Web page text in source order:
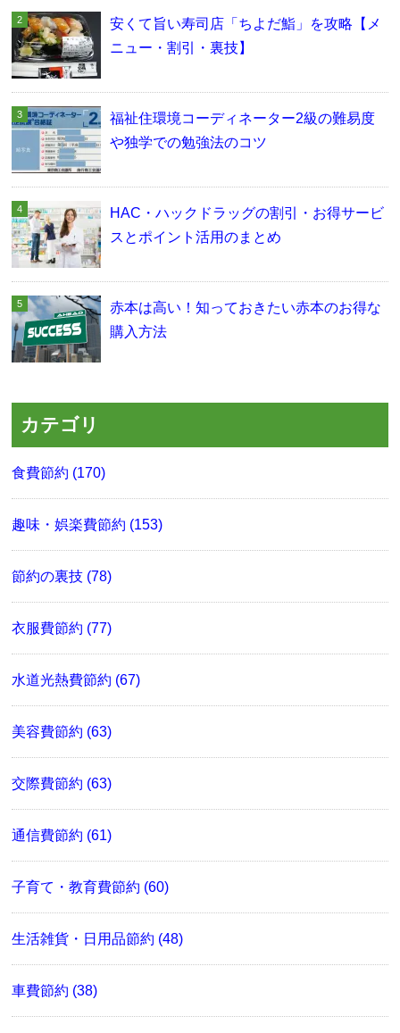
安くて旨い寿司店「ちよだ鮨」を攻略【メ
ニュー・割引・裏技】
福祉住環境コーディネーター2級の難易度
や独学での勉強法のコツ
HAC・ハックドラッグの割引・お得サービ
スとポイント活用のまとめ
赤本は高い！知っておきたい赤本のお得な
購入方法
カテゴリ
食費節約 (170)
趣味・娯楽費節約 (153)
節約の裏技 (78)
衣服費節約 (77)
水道光熱費節約 (67)
美容費節約 (63)
交際費節約 (63)
通信費節約 (61)
子育て・教育費節約 (60)
生活雑貨・日用品節約 (48)
車費節約 (38)